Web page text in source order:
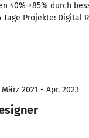
40%→85% durch
Tage Projekte: Digital
2021 - Apr. 2023